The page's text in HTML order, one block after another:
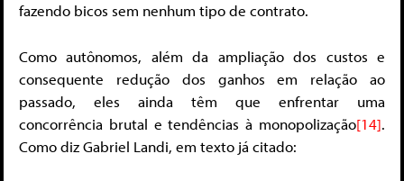
fazendo bicos sem nenhum tipo de contrato.
Como autônomos, além da ampliação dos custos e
consequente redução dos ganhos em relação ao
passado, eles ainda têm que enfrentar uma
concorrência brutal e tendências à monopolização[14].
Como diz Gabriel Landi, em texto já citado: